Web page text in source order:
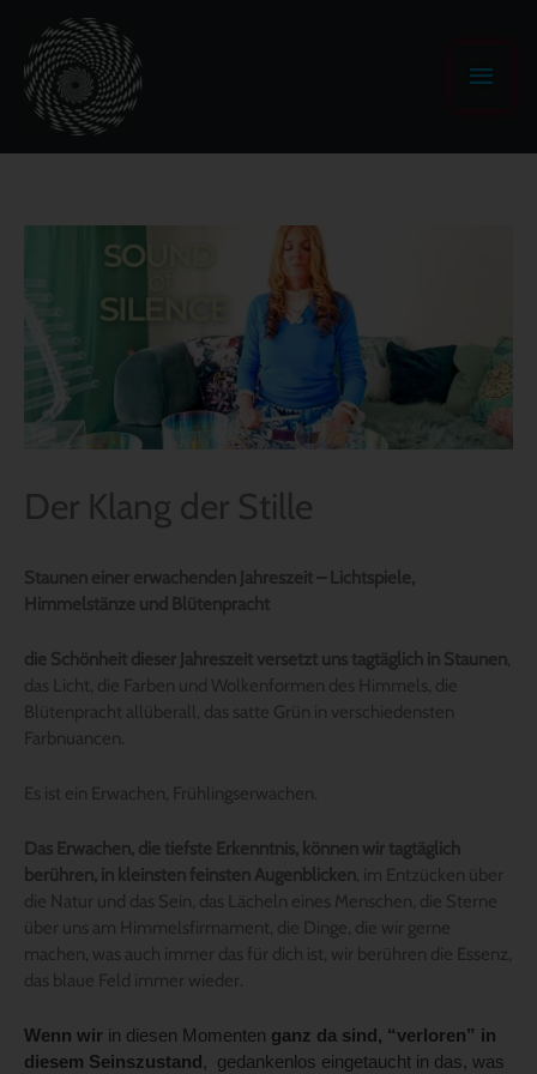
Inhalt
springen
Der Klang der Stille
Staunen einer erwachenden Jahreszeit – Lichtspiele,
Himmelstänze und Blütenpracht
die Schönheit dieser Jahreszeit versetzt uns tagtäglich in Staunen,
das Licht, die Farben und Wolkenformen des Himmels, die
Blütenpracht allüberall, das satte Grün in verschiedensten
Farbnuancen.
Es ist ein Erwachen, Frühlingserwachen.
Das Erwachen, die tiefste Erkenntnis, können wir tagtäglich
berühren, in kleinsten feinsten Augenblicken, im Entzücken über
die Natur und das Sein, das Lächeln eines Menschen, die Sterne
über uns am Himmelsfirmament, die Dinge, die wir gerne
machen, was auch immer das für dich ist, wir berühren die Essenz,
das blaue Feld immer wieder.
Wenn wir in diesen Momenten ganz da sind, “verloren” in
diesem Seinszustand, gedankenlos eingetaucht in das, was